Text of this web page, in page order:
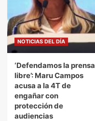
NOTICIAS DEL DÍA
‘Defendamos la prensa
libre’: Maru Campos
acusa a la 4T de
engañar con
protección de
audiencias